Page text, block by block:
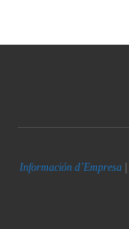
Información d’Empresa |